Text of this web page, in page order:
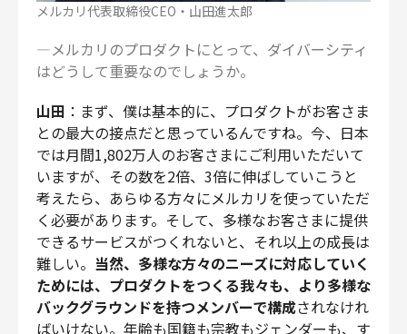
メルカリ代表取締役CEO・山田進太郎
―メルカリのプロダクトにとって、ダイバーシティ
はどうして重要なのでしょうか。
山田 ：まず、僕は基本的に、プロダクトがお客さま
との最大の接点だと思っているんですね。今、日本
では月間1,802万人のお客さまにご利用いただいて
いますが、その数を2倍、3倍に伸ばしていこうと
考えたら、あらゆる方々にメルカリを使っていただ
く必要があります。そして、多様なお客さまに提供
できるサービスがつくれないと、それ以上の成長は
難しい。 当然、多様な方々のニーズに対応していく
ためには、プロダクトをつくる我々も、より多様な
バックグラウンドを持つメンバーで構成されなけれ
ばいけない。年齢も国籍も宗教もジェンダーも、す